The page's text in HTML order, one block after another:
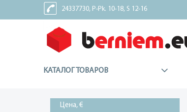
24337730, P-Pk. 10-18, S 12-16
24337227, Sv - Brīvdiena
КАТАЛОГ ТОВАРОВ
Цена, €